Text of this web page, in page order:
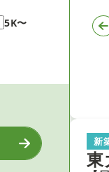
5K〜
新